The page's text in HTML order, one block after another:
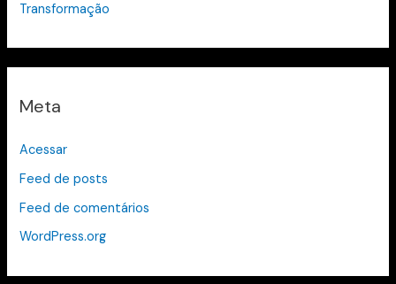
Transformação
Meta
Acessar
Feed de posts
Feed de comentários
WordPress.org